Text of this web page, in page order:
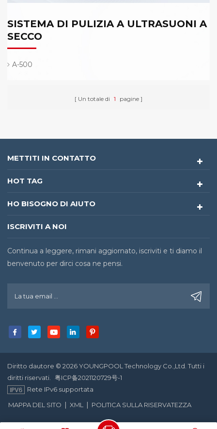
SISTEMA DI PULIZIA A ULTRASUONI A
SECCO
A-500
Un totale di 1 pagine
METTITI IN CONTATTO
HOT TAG
HO BISOGNO DI AIUTO
ISCRIVITI A NOI
Continua a leggere, rimani aggiornato, iscriviti e ti diamo il
benvenuto per dirci cosa ne pensi.
Diritto dautore © 2026 YOUNGPOOL Technology Co.,Ltd. Tutti i
diritti riservati.
粤ICP备2021120729号-1
Rete IPv6 supportata
MAPPA DEL SITO | XML | POLITICA SULLA RISERVATEZZA